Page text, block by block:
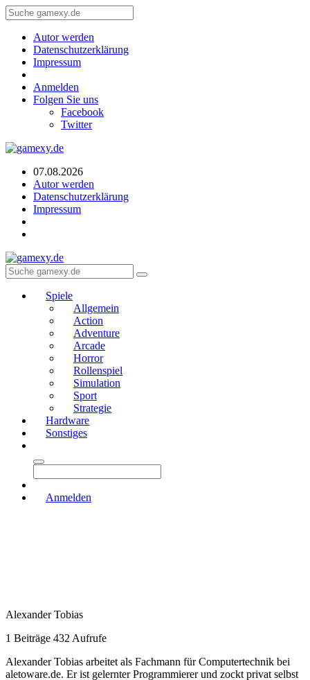
Autor werden
Datenschutzerklärung
Impressum
Anmelden
Folgen Sie uns
Facebook
Twitter
07.08.2026
Autor werden
Datenschutzerklärung
Impressum
Spiele
Allgemein
Action
Adventure
Arcade
Horror
Rollenspiel
Simulation
Sport
Strategie
Hardware
Sonstiges
Anmelden
Alexander Tobias
1 Beiträge 432 Aufrufe
Alexander Tobias arbeitet als Fachmann für Computertechnik bei
aletoware.de. Er ist gelernter Programmierer und zockt privat selbst